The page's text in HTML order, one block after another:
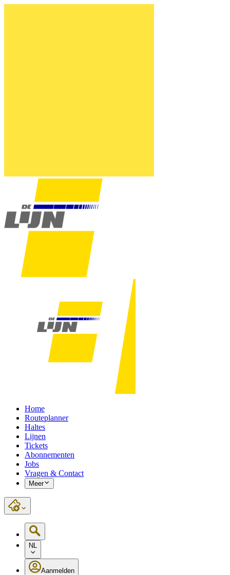
Home
Routeplanner
Haltes
Lijnen
Tickets
Abonnementen
Jobs
Vragen & Contact
Meer
NL
Aanmelden